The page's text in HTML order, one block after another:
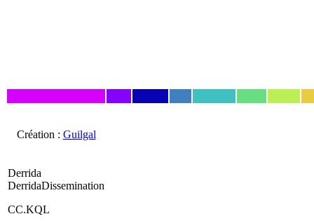
Création : Guilgal
Derrida
DerridaDissemination
CC.KQL